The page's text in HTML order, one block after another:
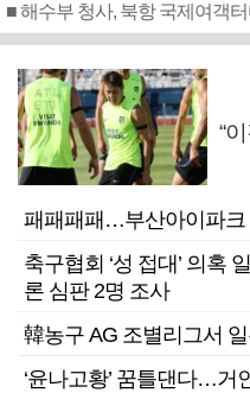
■ 해수부 청사, 북항 국제여객
“
패패패패…부산아이파크
축구협회 ‘성 접대’ 의혹
론 심판 2명 조사
韓농구 AG 조별리그서
‘윤나고황’ 꿈틀댄다…거